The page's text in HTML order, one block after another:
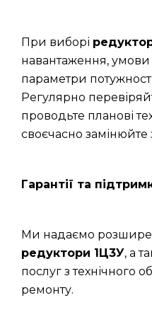
При виборі
навантаження, умови
параметри
Регулярно
проводьте планові
своєчасно замінюйте
Гарантії та
Ми надаємо
редуктори 1Ц3У, а
послуг з технічного
ремонту.